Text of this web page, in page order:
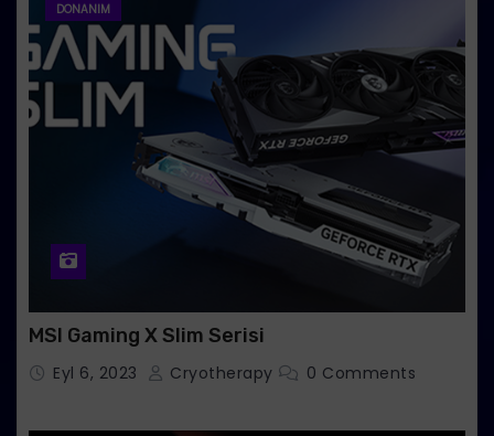
DONANIM
MSI Gaming X Slim Serisi
Eyl 6, 2023 Cryotherapy 0 Comments